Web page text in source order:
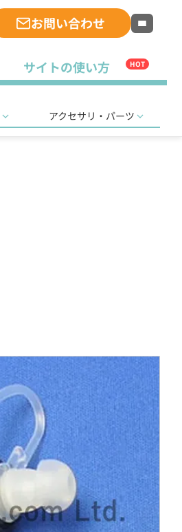
お問い合わせ
サイトの使い方 HOT
アクセサリ・パーツ